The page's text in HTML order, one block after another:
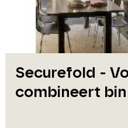
Securefold -
combineert